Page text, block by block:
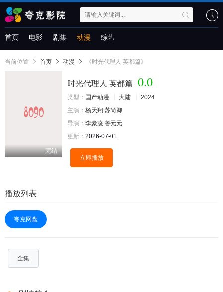
首页 电影 剧集 动漫 综艺
当前位置 首页 动漫 《时光代理人 英都篇》
完结
时光代理人 英都篇 0.0
类型： 国产动漫 大陆
2024
主演： 杨天翔 苏尚卿
导演： 李豪凌 鲁元元
更新： 2026-07-01
立即播放
播放列表
夸克网盘
全集